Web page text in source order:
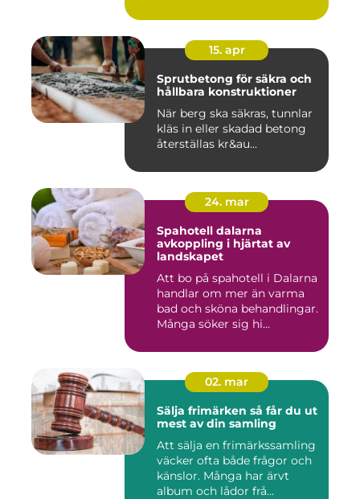
15. apr
Sprutbetong för säkra och
hållbara konstruktioner
När berg ska säkras, tunnlar
kläs in eller skadad betong
återställas kr&au...
24. mar
Spahotell dalarna
avkoppling i hjärtat av
landskapet
Att bo på spahotell i Dalarna
handlar om mer än varma
bad och sköna behandlingar.
Många söker sig hi...
02. mar
Sälja frimärken så får du ut
mest av din samling
Att sälja en frimärkssamling
väcker ofta både frågor och
känslor. Många har ärvt
album och lådor frå...